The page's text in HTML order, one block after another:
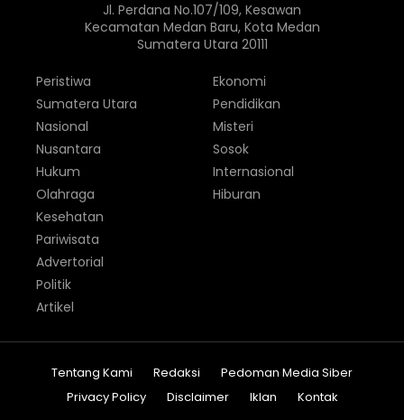
Jl. Perdana No.107/109, Kesawan
Kecamatan Medan Baru, Kota Medan
Sumatera Utara 20111
Peristiwa
Sumatera Utara
Nasional
Nusantara
Hukum
Olahraga
Ekonomi
Pendidikan
Misteri
Sosok
Internasional
Hiburan
Kesehatan
Pariwisata
Advertorial
Politik
Artikel
Tentang Kami Redaksi
Pedoman Media Siber
Privacy Policy
Disclaimer Iklan Kontak